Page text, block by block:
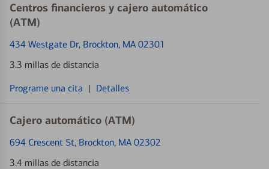
Centros financieros y cajero automático
(ATM)
434 Westgate Dr, Brockton, MA 02301
3.3 millas de distancia
Programe una cita | Detalles
Cajero automático (ATM)
694 Crescent St, Brockton, MA 02302
3.4 millas de distancia